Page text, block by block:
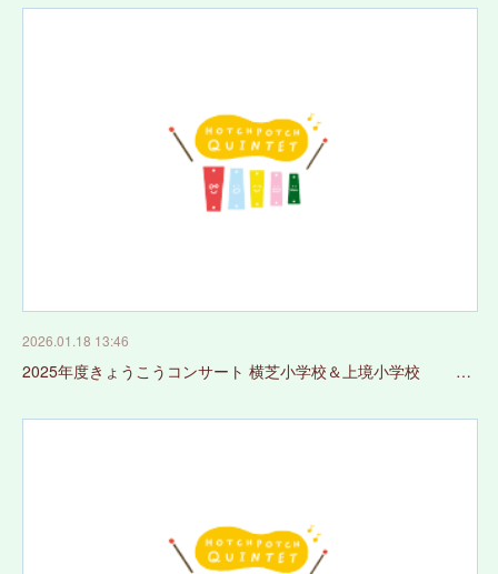
2026.01.18 13:46
2025年度きょうこうコンサート 横芝小学校＆上境小学校 …